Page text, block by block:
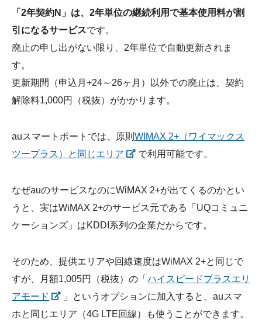
「2年契約N」は、2年単位の継続利用で基本使用料が割
引になるサービスです。
廃止の申し出がない限り、2年単位で自動更新されま
す。
更新期間（申込月+24～26ヶ月）以外での廃止は、契約
解除料1,000円（税抜）がかかります。
auスマートポートでは、原則 WIMAX 2+（ワイマックス
ツープラス）と同じエリア
で利用可能です。
なぜauのサービスなのにWiMAX 2+が出てくるのかとい
うと、実はWiMAX 2+のサービス元である「UQコミュニ
ケーションズ」はKDDI系列の企業だからです。
そのため、提供エリアや回線速度はWiMAX 2+と同じで
すが、月額1,005円（税抜）の「 ハイスピードプラスエリ
アモード
」というオプションに加入すると、auスマ
ホと同じエリア（4G LTE回線）も使うことができます。